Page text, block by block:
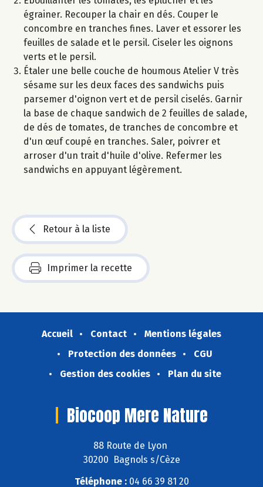
égrainer. Recouper la chair en dés. Couper le
concombre en tranches fines. Laver et essorer les
feuilles de salade et le persil. Ciseler les oignons
verts et le persil.
Étaler une belle couche de houmous Atelier V très
sésame sur les deux faces des sandwichs puis
parsemer d'oignon vert et de persil ciselés. Garnir
la base de chaque sandwich de 2 feuilles de salade,
de dés de tomates, de tranches de concombre et
d'un œuf coupé en tranches. Saler, poivrer et
arroser d'un trait d'huile d'olive. Refermer les
sandwichs en appuyant légèrement.
Retour à la liste
Imprimer la recette
Accueil Contact
Mentions légales
Protection des données
CGU
Gestion des cookies
Plan du site
Biocoop Mere Nature
88 Route de Lyon
30200 Bagnols s/Cèze
Téléphone :04 66 39 81 20